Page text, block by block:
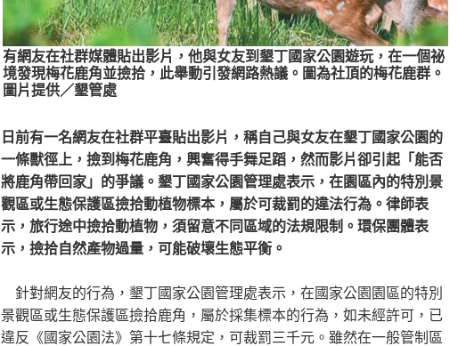
有網友在社群媒體貼出影片，他與女友到墾丁國家公園遊玩，在一個祕
境發現梅花鹿角並撿拾，此舉動引發網路熱議。圖為社頂的梅花鹿群。
圖片提供／墾管處
日前有一名網友在社群平臺貼出影片，稱自己與女友在墾丁國家公園的
一條獸徑上，撿到梅花鹿角，興奮得手舞足蹈，然而影片卻引起「能否
將鹿角帶回家」的爭議。墾丁國家公園管理處表示，在園區內的特別景
觀區或生態保護區撿拾動植物標本，屬於可裁罰的違法行為。律師表
示，旅行途中撿拾動植物，須留意不同區域的法規限制。環保團體表
示，撿拾自然產物過量，可能破壞生態平衡。
針對網友的行為，墾丁國家公園管理處表示，在國家公園園區的特別
景觀區或生態保護區撿拾鹿角，屬於採集標本的行為，如未經許可，已
違反《國家公園法》第十七條規定，可裁罰三千元。雖然在一般管制區